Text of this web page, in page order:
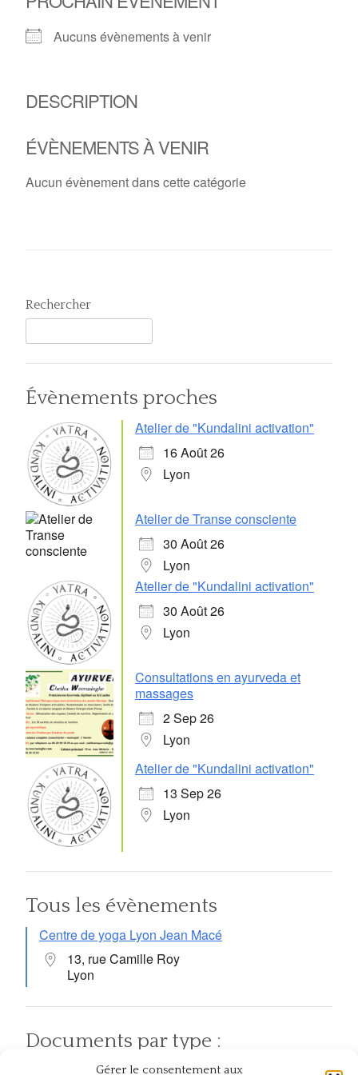
Gérer le consentement aux
Aucuns évènements à venir
DESCRIPTION
ÉVÈNEMENTS À VENIR
Aucun évènement dans cette catégorie
Rechercher
Évènements proches
Atelier de "Kundalini activation"
16 Août 26
Lyon
Atelier de Transe consciente
30 Août 26
Lyon
Atelier de "Kundalini activation"
30 Août 26
Lyon
Consultations en ayurveda et
massages
2 Sep 26
Lyon
Atelier de "Kundalini activation"
13 Sep 26
Lyon
Tous les évènements
Centre de yoga Lyon Jean Macé
13, rue Camille Roy
Lyon
Documents par type :